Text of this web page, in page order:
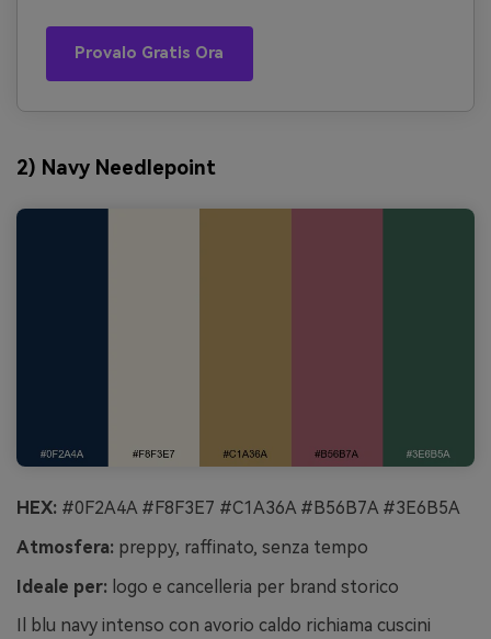
Provalo Gratis Ora
2) Navy Needlepoint
HEX: #0F2A4A #F8F3E7 #C1A36A #B56B7A #3E6B5A
Atmosfera: preppy, raffinato, senza tempo
Ideale per: logo e cancelleria per brand storico
Il blu navy intenso con avorio caldo richiama cuscini